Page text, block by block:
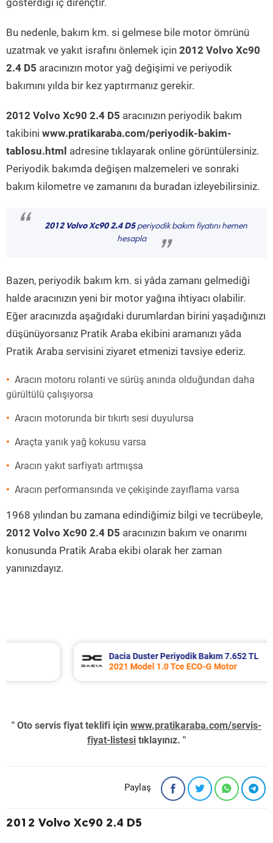
gösterdiği iç dirençtir.
Bu nedenle, bakım km. si gelmese bile motor ömrünü
uzatmak ve yakıt israfını önlemek için 2012 Volvo Xc90
2.4 D5 aracınızın motor yağ değişimi ve periyodik
bakımını yılda bir kez yaptırmanız gerekir.
2012 Volvo Xc90 2.4 D5 aracınızın periyodik bakım
takibini www.pratikaraba.com/periyodik-bakim-
tablosu.html adresine tıklayarak online görüntülersiniz.
Periyodik bakımda değişen malzemeleri ve sonraki
bakım kilometre ve zamanını da buradan izleyebilirsiniz.
“ 2012 Volvo Xc90 2.4 D5periyodik bakım fiyatını hemen
hesapla
”
Bazen, periyodik bakım km. si yâda zamanı gelmediği
halde aracınızın yeni bir motor yağına ihtiyacı olabilir.
Eğer aracınızda aşağıdaki durumlardan birini yaşadığınızı
düşünüyorsanız Pratik Araba ekibini aramanızı yâda
Pratik Araba servisini ziyaret etmenizi tavsiye ederiz.
Aracın motoru rolanti ve sürüş anında olduğundan daha
gürültülü çalışıyorsa
Aracın motorunda bir tıkırtı sesi duyulursa
Araçta yanık yağ kokusu varsa
Aracın yakıt sarfiyatı artmışsa
Aracın performansında ve çekişinde zayıflama varsa
1968 yılından bu zamana edindiğimiz bilgi ve tecrübeyle,
2012 Volvo Xc90 2.4 D5 aracınızın bakım ve onarımı
konusunda Pratik Araba ekibi olarak her zaman
yanınızdayız.
Dacia Duster Periyodik Bakım 7.652 TL
2021 Model 1.0 Tce ECO-G Motor
" Oto servis fiyat teklifi için www.pratikaraba.com/servis-
fiyat-listesi tıklayınız. "
Paylaş
2012 Volvo Xc90 2.4 D5